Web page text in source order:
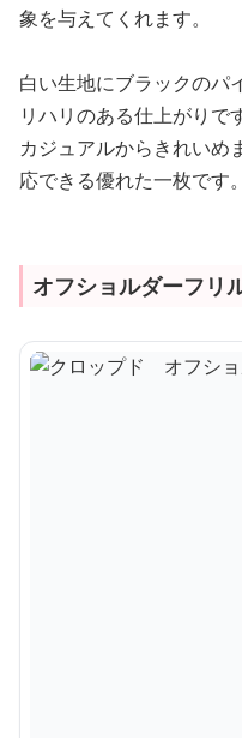
象を与えてくれます。
白い生地にブラックのパ
リハリのある仕上がりです
カジュアルからきれいめ
応できる優れた一枚です。
オフショルダーフリ